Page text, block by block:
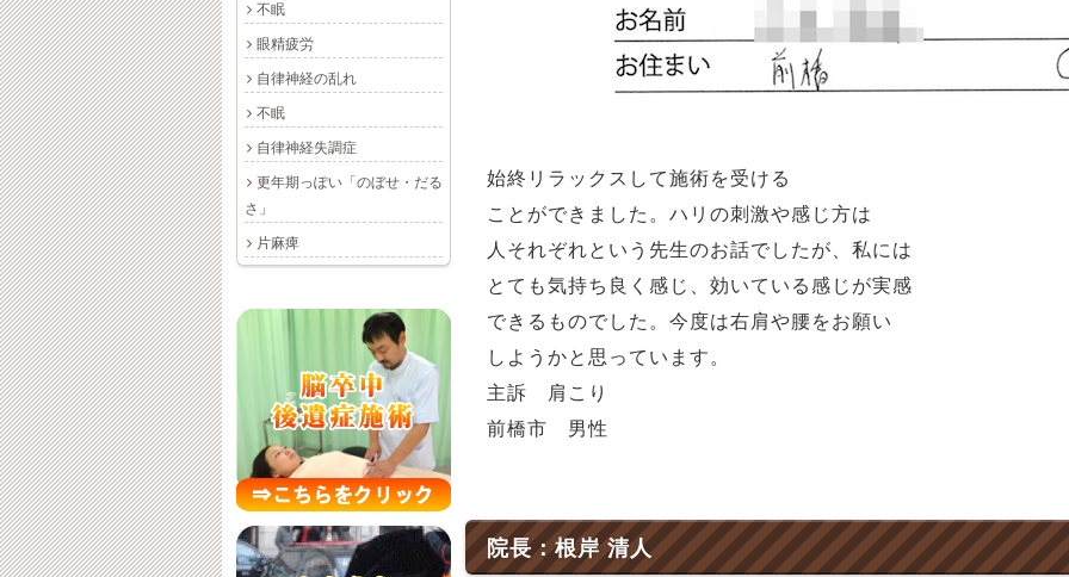
始終リラックスして施術を受ける
ことができました。ハリの刺激や感じ方は
人それぞれという先生のお話でしたが、私には
とても気持ち良く感じ、効いている感じが実感
できるものでした。今度は右肩や腰をお願い
しようかと思っています。
主訴 肩こり
前橋市 男性
院長：根岸 清人
不眠
眼精疲労
自律神経の乱れ
不眠
自律神経失調症
更年期っぽい「のぼせ・だる
さ」
片麻痺